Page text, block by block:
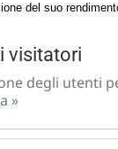
del suo
visitatori
degli utenti
»